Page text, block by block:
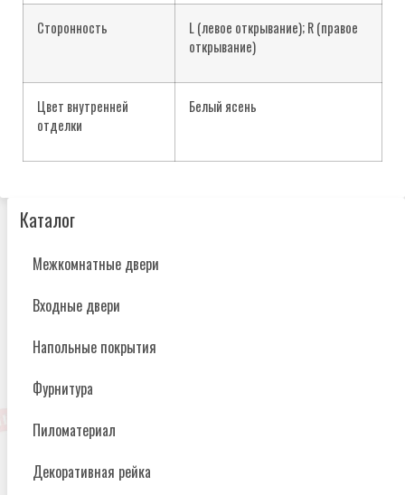
Сторонность
L (левое открывание); R (правое
открывание)
Цвет внутренней
отделки
Белый ясень
Каталог
Межкомнатные двери
Входные двери
Напольные покрытия
Фурнитура
Пиломатериал
Декоративная рейка